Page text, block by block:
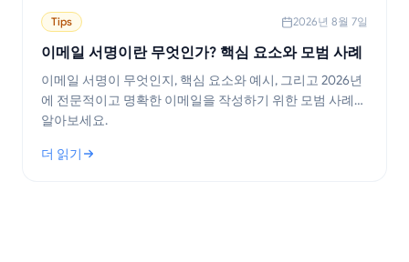
Tips 2026년 8월 7일
이메일 서명이란 무엇인가? 핵심 요소와 모범 사례
이메일 서명이 무엇인지, 핵심 요소와 예시, 그리고 2026년
에 전문적이고 명확한 이메일을 작성하기 위한 모범 사례를
알아보세요.
더 읽기
: 이메일 서명이란 무엇인가? 핵심 요소와 모범 사례